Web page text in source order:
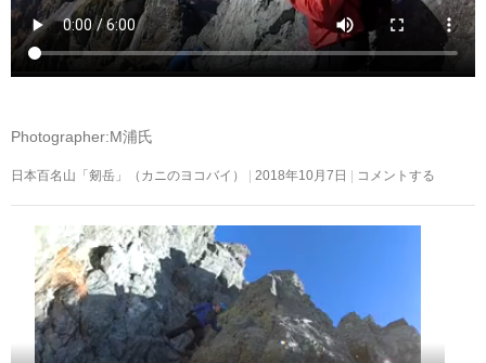
Photographer:M浦氏
日本百名山「剱岳」（カニのヨコバイ） 2018年10月7日 コメントする